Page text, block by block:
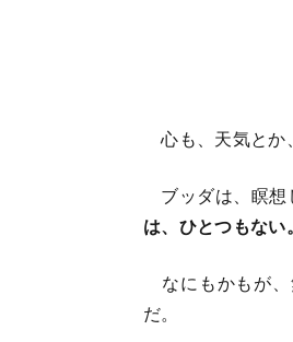
心も、天気とか
ブッダは、瞑想
は、ひとつもない。
なにもかもが、
だ。